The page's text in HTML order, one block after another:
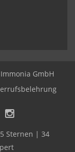
Immonia GmbH
5 Sternen | 34